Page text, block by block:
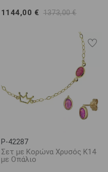
1144,00 € 1373,00 €
P-42287
Σετ με Κορώνα Χρυσός Κ14
με Οπάλιο